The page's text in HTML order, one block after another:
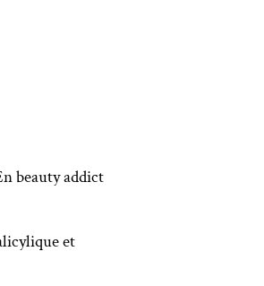
beauty addict
et